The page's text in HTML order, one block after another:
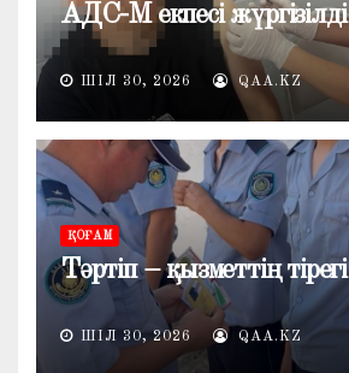
АДС-М екпесі жүргізілді
ШІЛ 30, 2026 QAA.KZ
ҚОҒАМ
Тәртіп – қызметтің тірегі
ШІЛ 30, 2026 QAA.KZ